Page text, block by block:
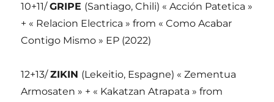
10+11/GRIPE (Santiago, Chili) « Acción Patetica »
+ « Relacion Electrica » from « Como Acabar
Contigo Mismo » EP (2022)
12+13/ZIKIN (Lekeitio, Espagne) « Zementua
Armosaten » + « Kakatzan Atrapata » from